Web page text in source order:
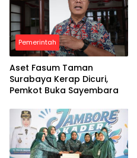
Pemerintah
Aset Fasum Taman
Surabaya Kerap Dicuri,
Pemkot Buka Sayembara